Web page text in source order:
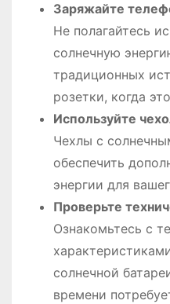
Заряжайте
Не полагайтесь
солнечную
традиционных
розетки, когда
Используйте
Чехлы с
обеспечить
энергии для
Проверьте
Ознакомьтесь с
солнечной
времени